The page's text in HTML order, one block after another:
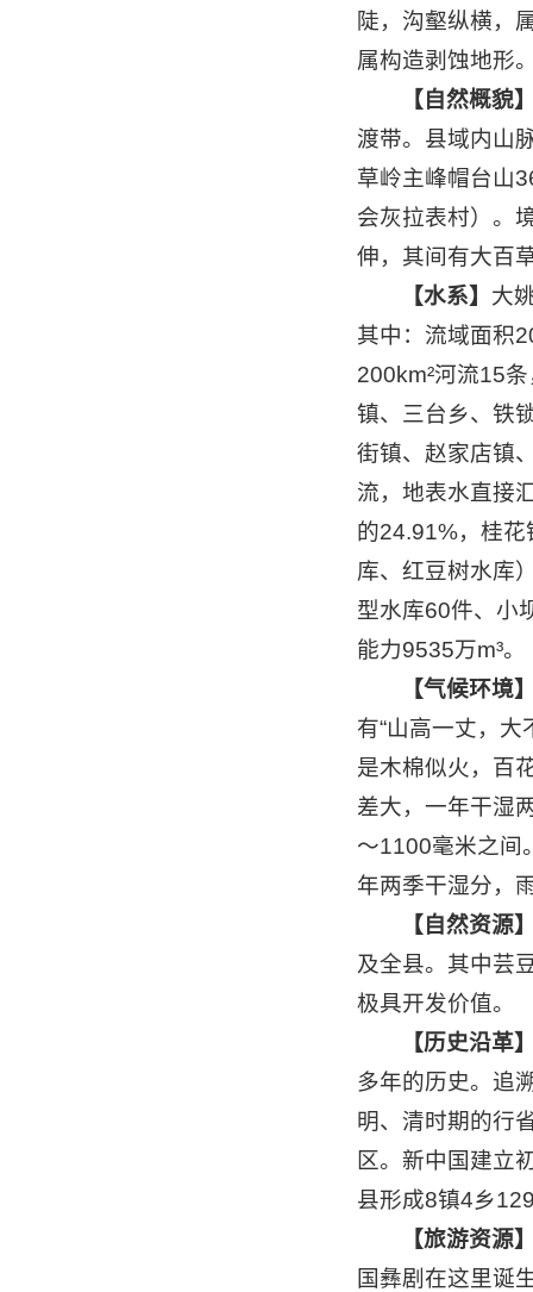
陡，沟壑纵横，
属构造剥蚀地形
【自然概貌
渡带。县域内山
草岭主峰帽台山
会灰拉表村）。
伸，其间有大百
【水系】 大
其中：流域面积
200km²河流15
镇、三台乡、铁
街镇、赵家店镇
流，地表水直接
的24.91%，桂
库、红豆树水库
型水库60件、小
能力9535万m³。
【气候环境
有“山高一丈，
是木棉似火，百
差大，一年干湿
～1100毫米之间
年两季干湿分，
【自然资源
及全县。其中芸
极具开发价值。
【历史沿革
多年的历史。追
明、清时期的行
区。新中国建立
县形成8镇4乡
【旅游资源
国彝剧在这里诞